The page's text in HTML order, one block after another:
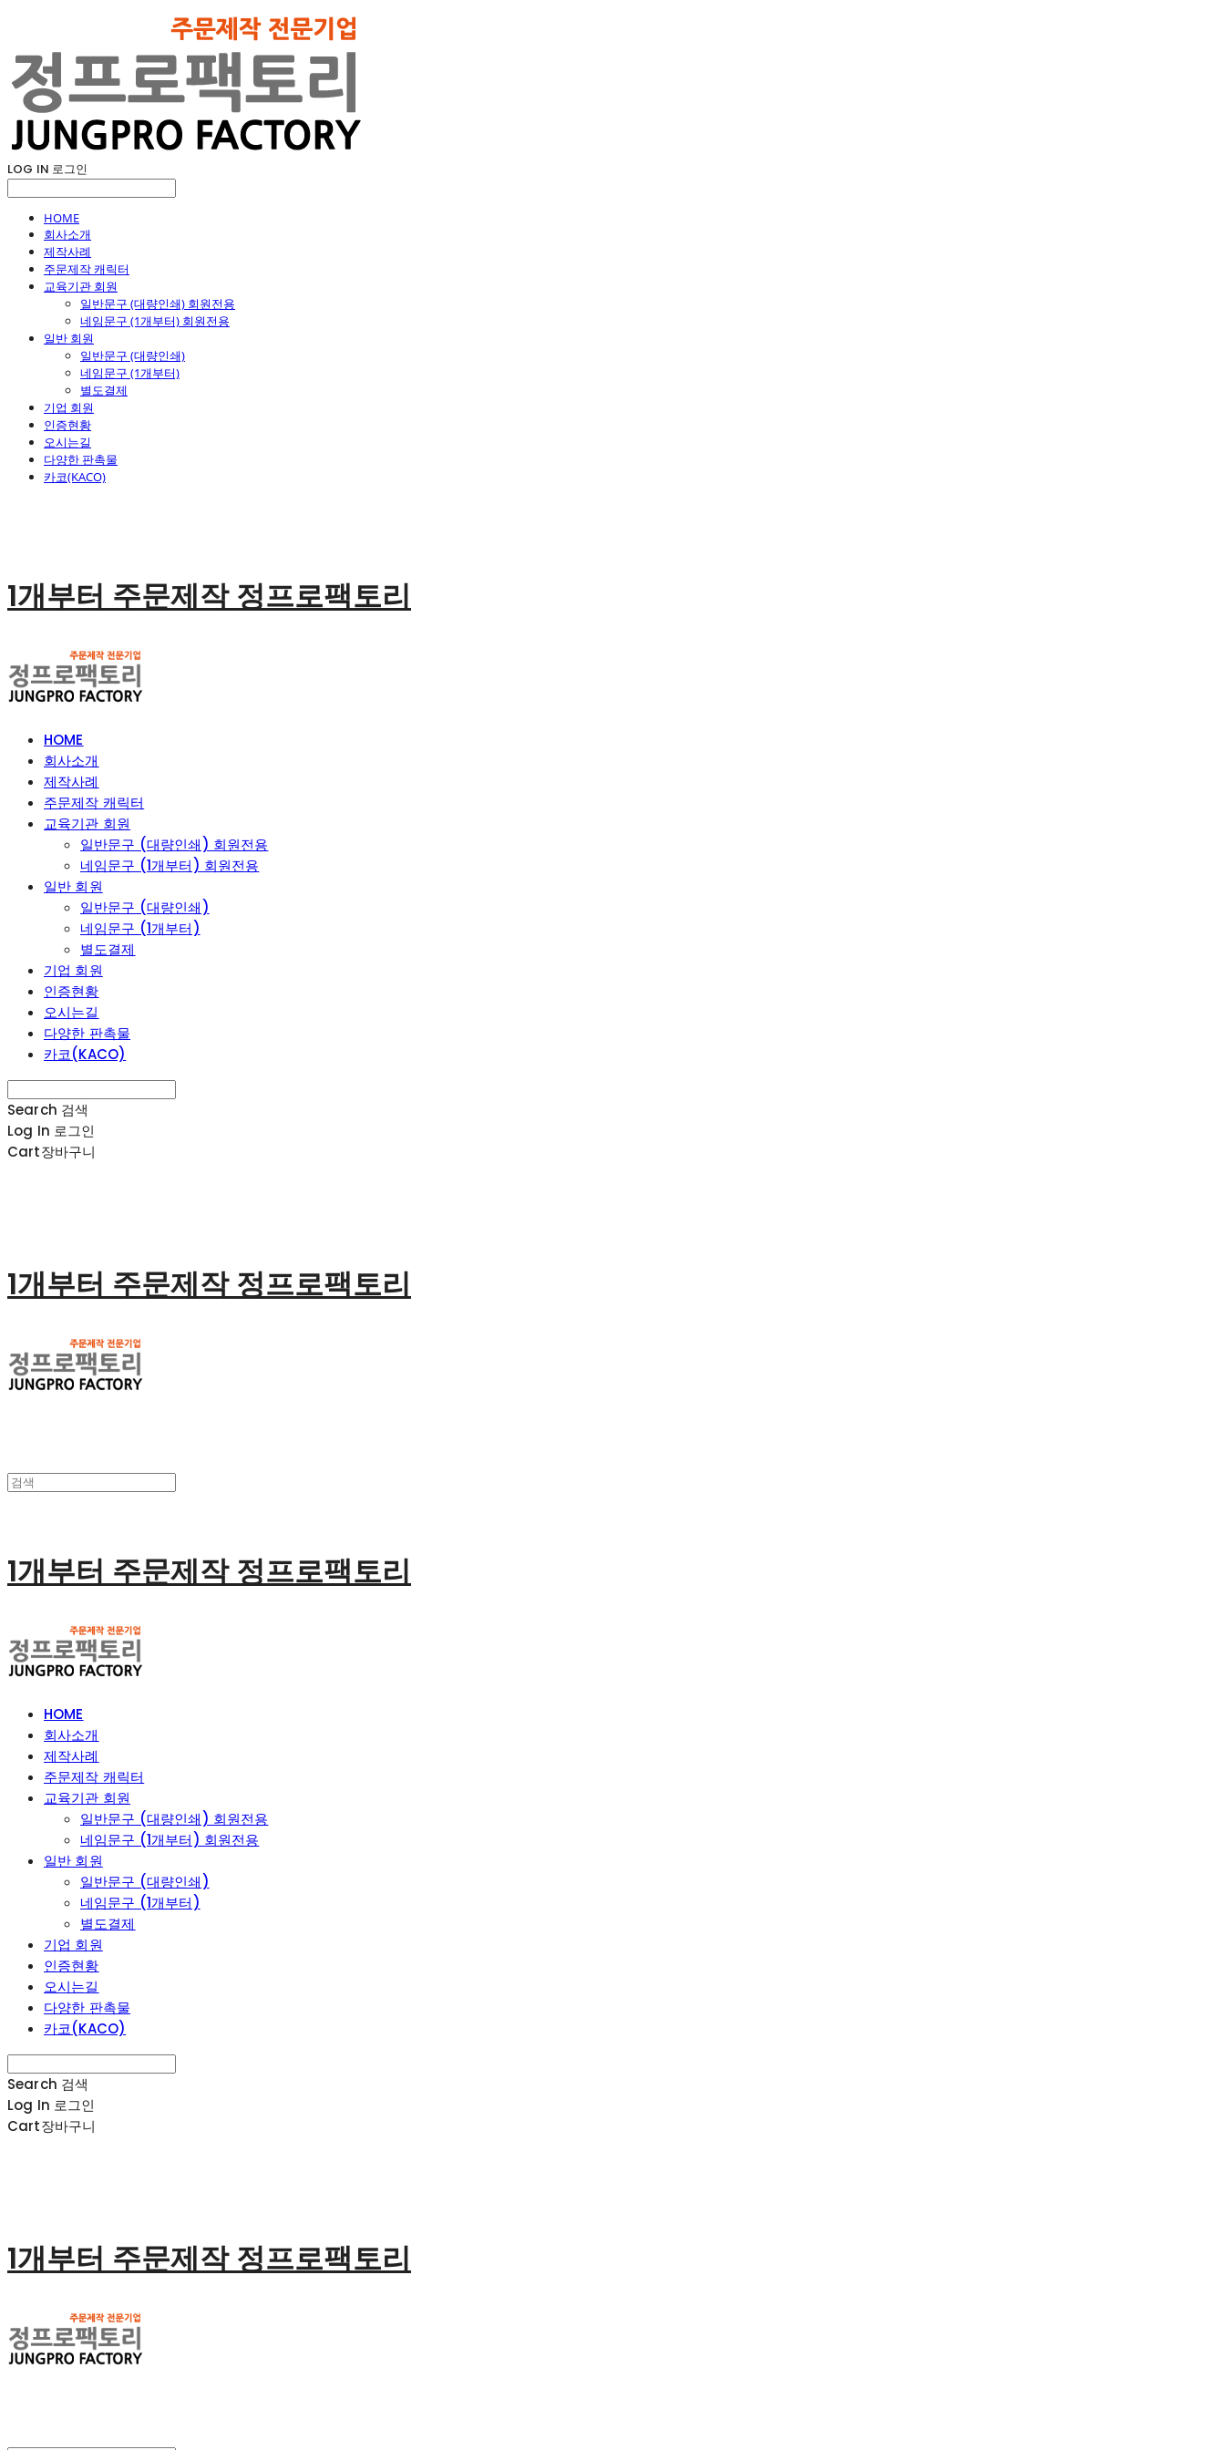
LOG IN 로그인
HOME
회사소개
제작사례
주문제작 캐릭터
교육기관 회원
일반문구 (대량인쇄) 회원전용
네임문구 (1개부터) 회원전용
일반 회원
일반문구 (대량인쇄)
네임문구 (1개부터)
별도결제
기업 회원
인증현황
오시는길
다양한 판촉물
카코(KACO)
1개부터 주문제작 정프로팩토리
HOME
회사소개
제작사례
주문제작 캐릭터
교육기관 회원
일반문구 (대량인쇄) 회원전용
네임문구 (1개부터) 회원전용
일반 회원
일반문구 (대량인쇄)
네임문구 (1개부터)
별도결제
기업 회원
인증현황
오시는길
다양한 판촉물
카코(KACO)
Search 검색
Log In 로그인
Cart장바구니
1개부터 주문제작 정프로팩토리
1개부터 주문제작 정프로팩토리
HOME
회사소개
제작사례
주문제작 캐릭터
교육기관 회원
일반문구 (대량인쇄) 회원전용
네임문구 (1개부터) 회원전용
일반 회원
일반문구 (대량인쇄)
네임문구 (1개부터)
별도결제
기업 회원
인증현황
오시는길
다양한 판촉물
카코(KACO)
Search 검색
Log In 로그인
Cart장바구니
1개부터 주문제작 정프로팩토리